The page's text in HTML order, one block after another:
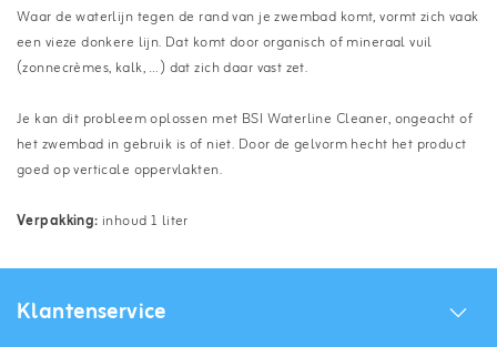
Waar de waterlijn tegen de rand van je zwembad komt, vormt zich vaak
een vieze donkere lijn. Dat komt door organisch of mineraal vuil
(zonnecrèmes, kalk, …) dat zich daar vast zet.
Je kan dit probleem oplossen met BSI Waterline Cleaner, ongeacht of
het zwembad in gebruik is of niet. Door de gelvorm hecht het product
goed op verticale oppervlakten.
Verpakking: inhoud 1 liter
Klantenservice